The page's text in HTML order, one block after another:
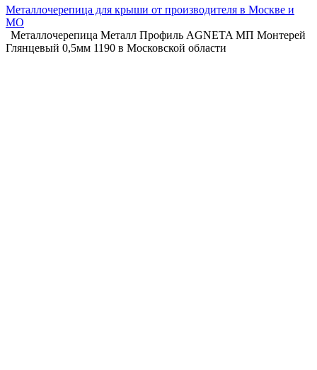
Металлочерепица для крыши от производителя в Москве и
МО
Металлочерепица Металл Профиль AGNETA МП Монтерей
Глянцевый 0,5мм 1190 в Московской области